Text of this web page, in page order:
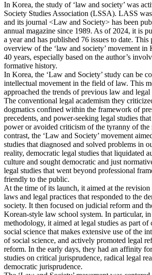
In Korea, the study of ‘law and society’ was
Society Studies Association (LSSA). LASS
and its journal <Law and Society> has been
annual magazine since 1989. As of 2024, it is
a year and has published 76 issues to date. This
overview of the ‘law and society’ movement in
40 years, especially based on the author’s
formative history.
In Korea, the ‘Law and Society’ study can be
intellectual movement in the field of law. This
approached the trends of previous law and
The conventional legal academism they
dogmatics confined within the framework of
precedents, and power-seeking legal studies
power or avoided criticism of the tyranny of
contrast, the ‘Law and Society’ movement
studies that diagnosed and solved problems in
reality, democratic legal studies that liquidated
culture and sought democratic and just
legal studies that went beyond professional
friendly to the public.
At the time of its launch, it aimed at the
laws and legal practices that responded to the
society. It then focused on judicial reform and
Korean-style law school system. In particular,
methodology, it aimed at legal studies as part of
social science that makes extensive use of the
of social science, and actively promoted legal
reform. In the early days, they had an affinity
studies on critical jurisprudence, radical legal
democratic jurisprudence.